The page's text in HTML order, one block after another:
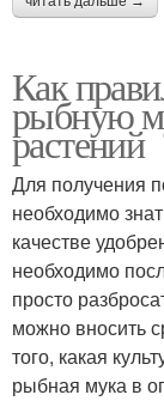
Как
рыбную
растений
Для получения
необходимо
качестве
необходимо
просто
можно вносить
того, какая
рыбная мука в